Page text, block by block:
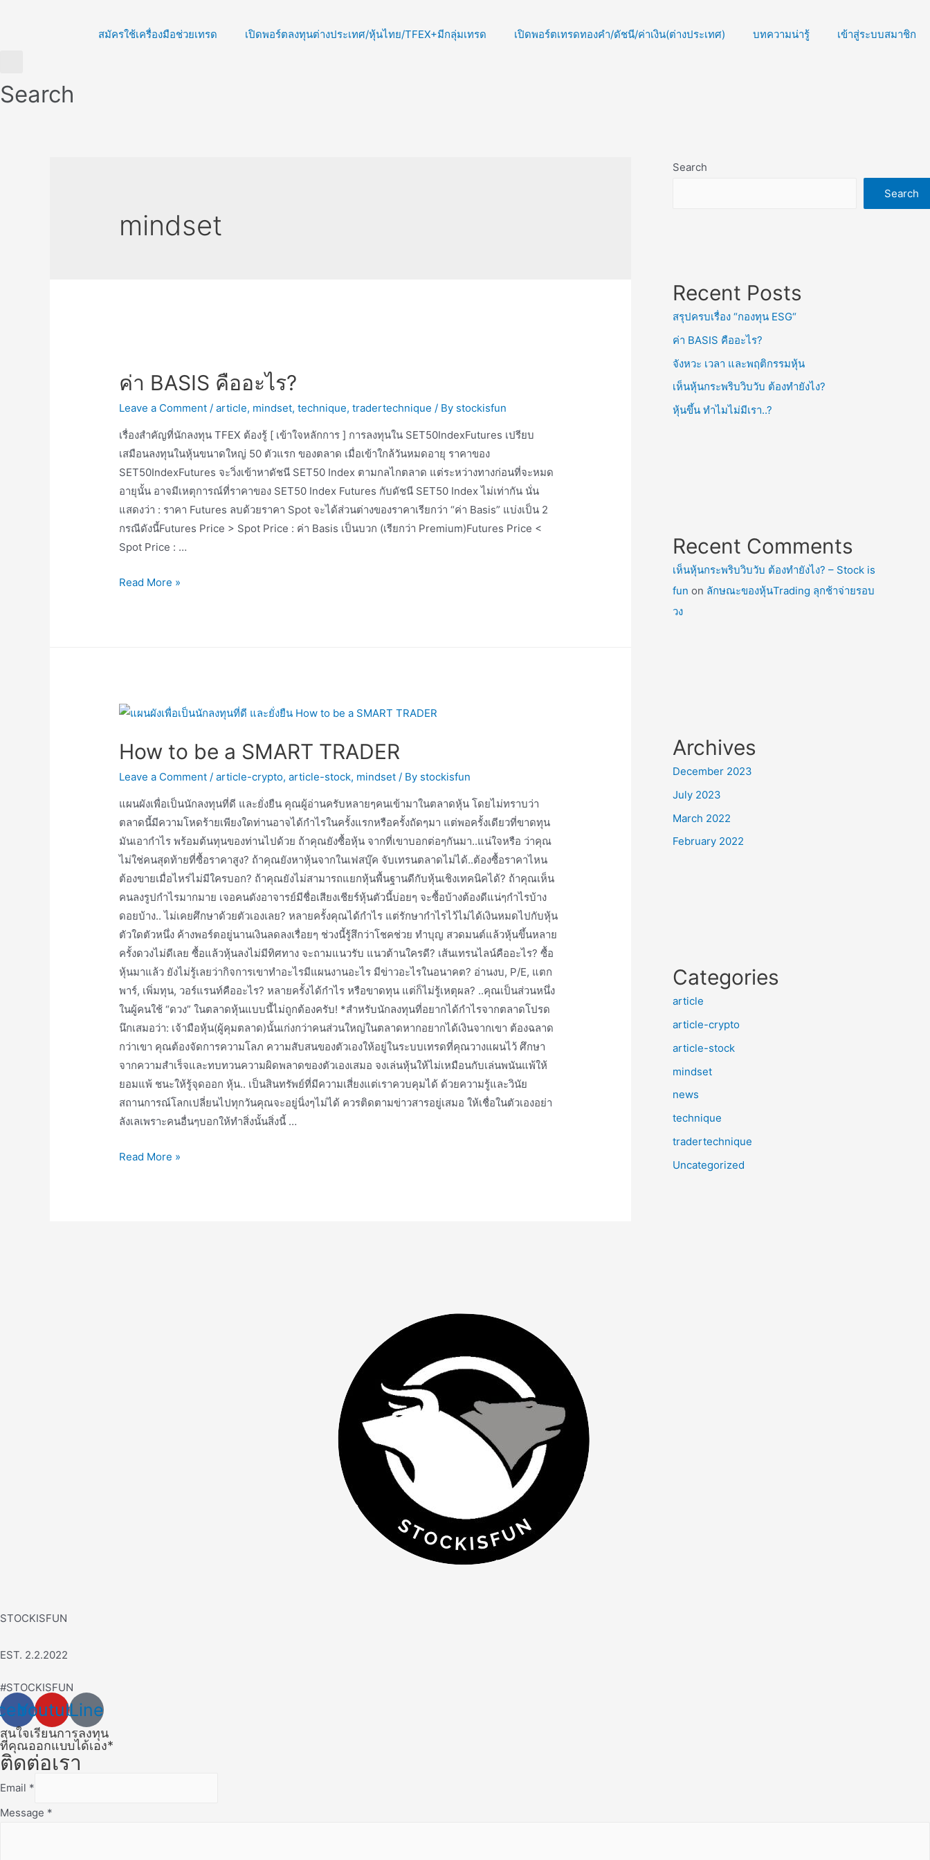
สมัครใช้เครื่องมือช่วยเทรด เปิดพอร์ตลงทุนต่างประเทศ/หุ้นไทย/TFEX+มีกลุ่มเทรด เปิดพอร์ตเทรดทองคำ/ดัชนี/ค่าเงิน(ต่างประเทศ) บทความน่ารู้ เข้าสู่ระบบสมาชิก
Search
mindset
ค่า BASIS คืออะไร?
Leave a Comment /article, mindset,technique,tradertechnique / By stockisfun
เรื่องสำคัญที่นักลงทุน TFEX ต้องรู้ [ เข้าใจหลักการ ] การลงทุนใน SET50IndexFutures เปรียบ
เสมือนลงทุนในหุ้นขนาดใหญ่ 50 ตัวแรก ของตลาด เมื่อเข้าใกล้วันหมดอายุ ราคาของ
SET50IndexFutures จะวิ่งเข้าหาดัชนี SET50 Index ตามกลไกตลาด แต่ระหว่างทางก่อนที่จะหมด
อายุนั้น อาจมีเหตุการณ์ที่ราคาของ SET50 Index Futures กับดัชนี SET50 Index ไม่เท่ากัน นั่น
แสดงว่า : ราคา Futures ลบด้วยราคา Spot จะได้ส่วนต่างของราคาเรียกว่า “ค่า Basis” แบ่งเป็น 2
กรณีดังนี้Futures Price > Spot Price : ค่า Basis เป็นบวก (เรียกว่า Premium)Futures Price <
Spot Price : …
ค่า
Read More »
How to be a SMART TRADER
Leave a Comment /article-crypto,article-stock, mindset / By stockisfun
แผนผังเพื่อเป็นนักลงทุนที่ดี และยั่งยืน คุณ​ผู้อ่านครับหลายๆคนเข้ามาในตลาดหุ้น โดยไม่ทราบว่า
ตลาดนี้มีความโหดร้ายเพียงใดท่านอาจได้กำไรในครั้งแรกหรือครั้งถัดๆมา แต่พอครั้งเดียวที่ขาดทุน
มันเอากำไร พร้อมต้นทุนของท่านไปด้วย ถ้าคุณ​ยังซื้อหุ้น จากที่เขาบอกต่อๆกันมา..แน่ใจหรือ ว่าคุณ​
ไม่ใช่คนสุดท้ายที่ซื้อราคาสูง? ถ้าคุณยังหาหุ้นจากในเฟสบุ๊ค​ จับเทรนตลาดไม่ได้..ต้องซื้อราคาไหน
ต้องขายเมื่อไหร่ไม่มีใครบอก? ถ้าคุณ​ยังไม่สามารถแยกหุ้นพื้นฐานดีกับหุ้นเชิงเทคนิค​ได้? ถ้าคุณเห็น
คนลงรูปกำไรมากมาย เจอคนดังอาจารย์​มีชื่อเสียงเชียร์หุ้นตัวนี้บ่อยๆ จะซื้อบ้างต้องดีแน่ๆกำไรบ้าง
ดอยบ้าง.. ไม่เคยศึกษาด้วยตัวเองเลย? หลายครั้งคุณ​ได้กำไร แต่รักษากำไรไว้ไม่ได้เงินหมดไปกับหุ้น
ตัวใดตัวหนึ่ง ค้างพอร์ต​อยู่นานเงินลดลงเรื่อยๆ ช่วงนี้รู้สึกว่าโชคช่วย ทำบุญ​ สวดมนต์แล้วหุ้นขึ้นหลาย
ครั้งดวงไม่ดีเลย ซื้อแล้วหุ้นลงไม่มีทิศทาง จะถามแนวรับ แนวต้านใครดี? เส้นเทรนไลน์​คืออะไร? ซื้อ
หุ้นมาแล้ว ยังไม่รู้เลยว่ากิจการ​เขาทำอะไรมีแผนงานอะไร มีข่าวอะไรในอนาคต? อ่านงบ, P/E, แตก
พาร์, เพิ่มทุน, วอร์แรน​ท์คืออะไร? หลายครั้งได้กำไร หรือขาดทุน แต่ก็ไม่รู้เหตุผล? ..คุณเป็นส่วนหนึ่ง
ในผู้คนใช้ “ดวง” ในตลาดหุ้นแบบนี้ไม่ถูกต้องครับ! *สำหรับนักลงทุนที่อยากได้กำไรจากตลาดโปรด
นึกเสมอว่า: เจ้ามือหุ้น(ผู้คุมตลาด)นั้นเก่งกว่าคนส่วนใหญ่ในตลาดหากอยากได้เงินจากเขา ต้องฉลาด
กว่าเขา คุณ​ต้องจัดการความโลภ ความสับสนของตัวเองให้อยู่ในระบบเทรดท​ี่คุณ​วางแผนไว้ ศึกษา
จากความสำเร็จ​และทบทวนความผิดพลาดของตัวเองเสมอ จงเล่นหุ้นให้ไม่เหมือนกับเล่นพนันแพ้ให้
ยอมแพ้ ชนะให้รู้จุดออก หุ้น.. เป็นสินทรัพย์​ที่มีความเสี่ยงแต่เราควบคุม​ได้ ด้วยความรู้และวินัย
สถานการณ์​โลกเปลี่ยนไปทุกวันคุณ​จะ​อยู่​นิ่งๆไม่ได้ ควรติด​ตามข่าวสาร​อยู่เสมอ ให้เชื่อในตัวเองอย่า
ลังเลเพราะคนอื่นๆบอกให้ทำสิ่งนั้นสิ่งนี้ …
How
Read More »
Search
Search
Recent Posts
สรุปครบเรื่อง “กองทุน ESG“
ค่า BASIS คืออะไร?
จังหวะ เวลา และพฤติกรรมหุ้น
เห็นหุ้นกระพริบวิบวับ ต้องทำยังไง?
หุ้นขึ้น ทำไมไม่มีเรา..?
Recent Comments
เห็นหุ้นกระพริบวิบวับ ต้องทำยังไง? – Stock is
fun on ลักษณะของหุ้นTrading ลุกช้าจ่ายรอบ
วง
Archives
December 2023
July 2023
March 2022
February 2022
Categories
article
article-crypto
article-stock
mindset
news
technique
tradertechnique
Uncategorized
STOCKISFUN
EST. 2.2.2022
#STOCKISFUN
YoutubeLine
สนใจเรียนการลงทุน
ที่คุณออกแบบได้เอง*
ติดต่อเรา
Email *
Message *